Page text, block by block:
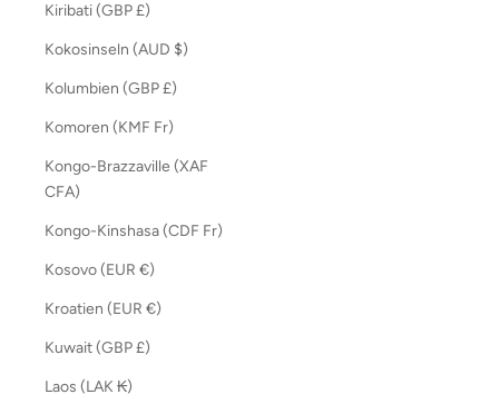
Kiribati (GBP £)
Kokosinseln (AUD $)
Kolumbien (GBP £)
Komoren (KMF Fr)
Kongo-Brazzaville (XAF
CFA)
Kongo-Kinshasa (CDF Fr)
Kosovo (EUR €)
Kroatien (EUR €)
Kuwait (GBP £)
Laos (LAK ₭)